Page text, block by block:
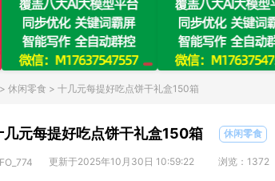
> 休闲零食 > 十几元每提好吃点饼干礼盒150箱
几元每提好吃点饼干礼盒150箱 休闲零食
更新于2025年10月30日 10:59:22 浏览：1372